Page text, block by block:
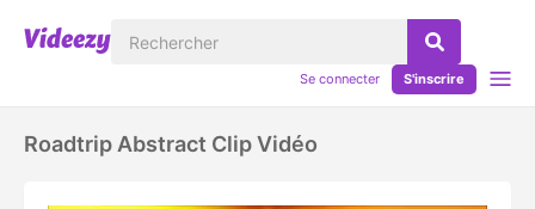
Se connecter S'inscrire
Roadtrip Abstract Clip Vidéo